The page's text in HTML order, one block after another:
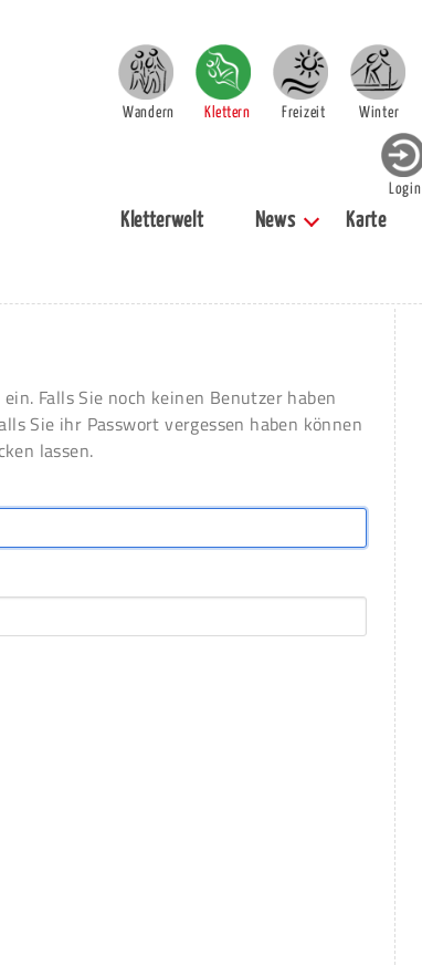
Wandern Klettern Freizeit Winter
Login
Kletterwelt News Karte
Falls Sie noch keinen Benutzer haben
Sie ihr Passwort vergessen haben können
lassen.